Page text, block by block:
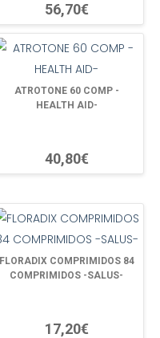
56,70€
ATROTONE 60 COMP -
HEALTH AID-
40,80€
FLORADIX COMPRIMIDOS 84
COMPRIMIDOS -SALUS-
17,20€